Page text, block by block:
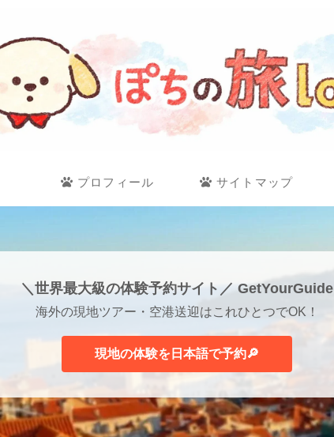
プロフィール サイトマップ
＼世界最大級の体験予約サイト／ GetYourGuide
海外の現地ツアー・空港送迎はこれひとつでOK！
現地の体験を日本語で予約🔎